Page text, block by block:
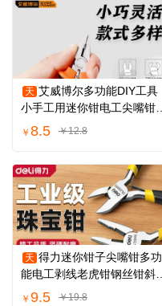
天 艾威博尔多功能DIY工具
小手工用迷你钳电工尖嘴钳子
珠宝钳顶切钳
￥ 8.5 ￥12.8
天 得力迷你钳子尖嘴钳多功
能电工剥线老虎钳钢丝钳斜口
钳DIY珠宝钳
￥ 9.5 ￥19.8